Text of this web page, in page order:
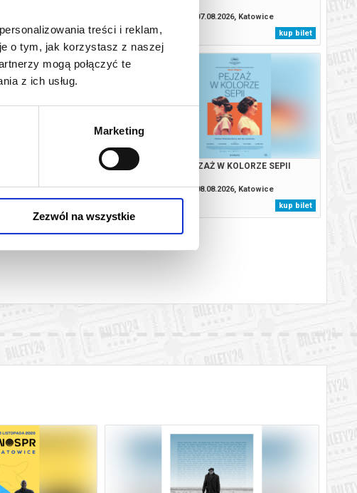
treści i reklam,
o tym, jak korzystasz z naszej
mogą połączyć te
z ich usług.
Marketing
Zezwól na wszystkie
kup bilet
07.08.2026, Katowice
kup bilet
08.08.2026, Katowice
PEJZAŻ W KOLORZE SEPII
08.08.2026, Katowice
kup bilet